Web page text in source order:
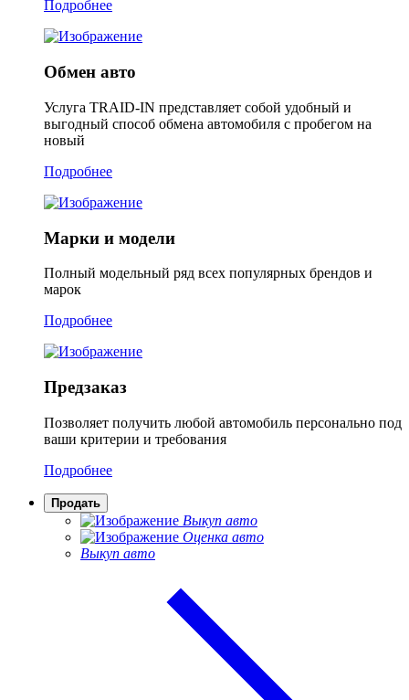
Подробнее
Обмен авто
Услуга TRAID-IN представляет собой удобный и
выгодный способ обмена автомобиля с пробегом на
новый
Подробнее
Марки и модели
Полный модельный ряд всех популярных брендов и
марок
Подробнее
Предзаказ
Позволяет получить любой автомобиль персонально под
ваши критерии и требования
Подробнее
Продать
Выкуп авто
Оценка авто
Выкуп авто